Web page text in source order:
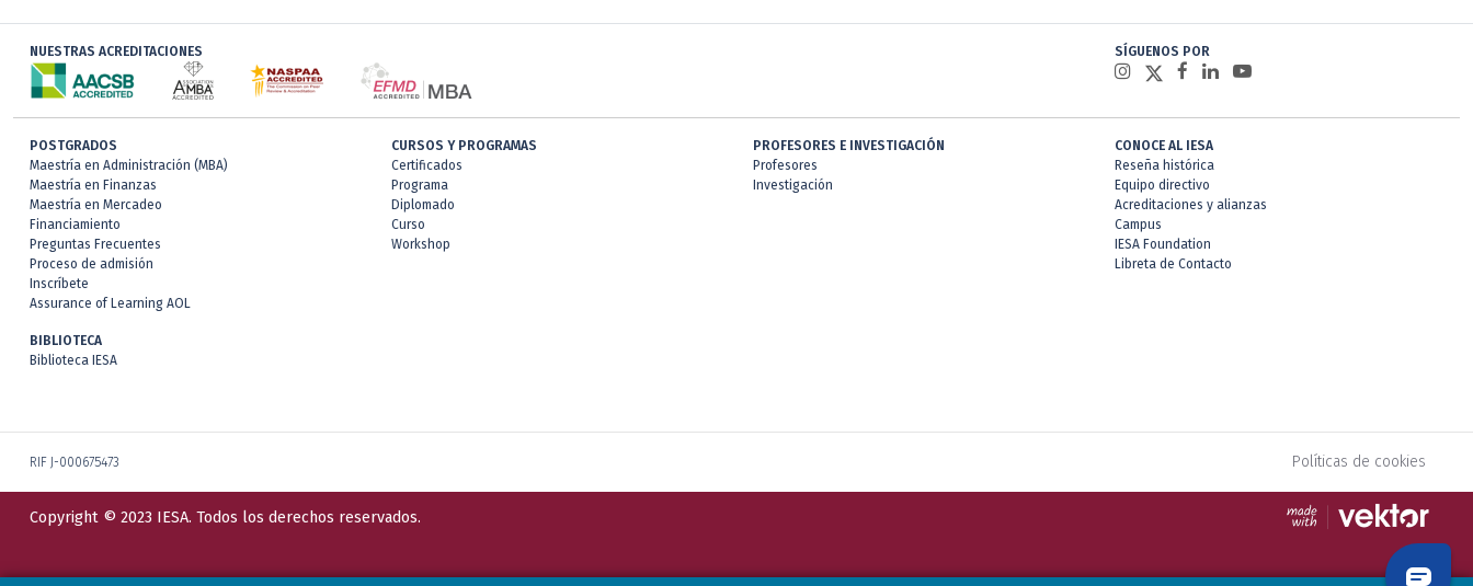
NUESTRAS ACREDITACIONES SÍGUENOS POR
POSTGRADOS
Maestría en Administración (MBA)
Maestría en Finanzas
Maestría en Mercadeo
Financiamiento
Preguntas Frecuentes
Proceso de admisión
Inscríbete
Assurance of Learning AOL
CURSOS Y PROGRAMAS
Certificados
Programa
Diplomado
Curso
Workshop
PROFESORES E INVESTIGACIÓN
Profesores
Investigación
CONOCE AL IESA
Reseña histórica
Equipo directivo
Acreditaciones y alianzas
Campus
IESA Foundation
Libreta de Contacto
BIBLIOTECA
Biblioteca IESA
RIF J-000675473 Políticas de cookies
Copyright © 2023 IESA. Todos los derechos reservados.